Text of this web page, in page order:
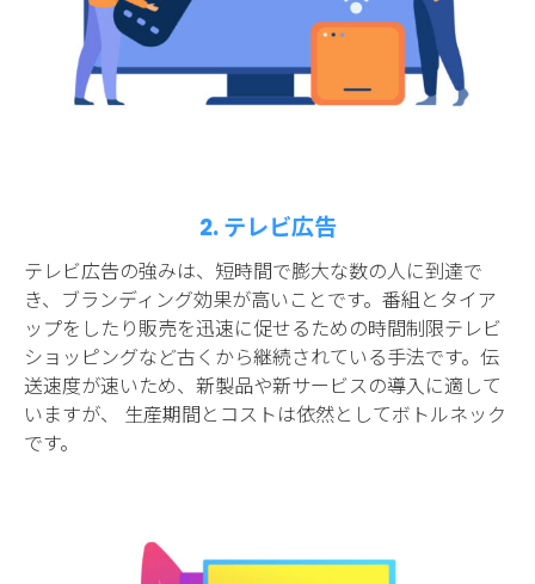
2. テレビ広告
テレビ広告の強みは、短時間で膨大な数の人に到達で
き、ブランディング効果が高いことです。番組とタイア
ップをしたり販売を迅速に促せるための時間制限テレビ
ショッピングなど古くから継続されている手法です。伝
送速度が速いため、新製品や新サービスの導入に適して
いますが、 生産期間とコストは依然としてボトルネック
です。